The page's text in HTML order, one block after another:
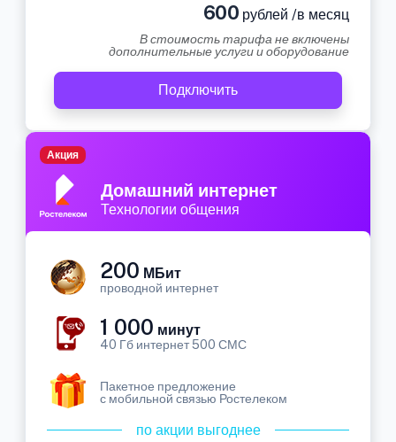
600 рублей /в месяц
В стоимость тарифа не включены
дополнительные услуги и оборудование
Подключить
Домашний интернет
Технологии общения
Акция
200 МБит
проводной интернет
1 000 минут
40 Гб интернет 500 СМС
Пакетное предложение
с мобильной связью Ростелеком
по акции выгоднее